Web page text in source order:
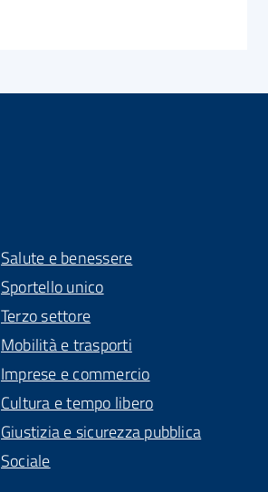
Salute e benessere
Sportello unico
Terzo settore
Mobilità e trasporti
Imprese e commercio
Cultura e tempo libero
Giustizia e sicurezza pubblica
Sociale